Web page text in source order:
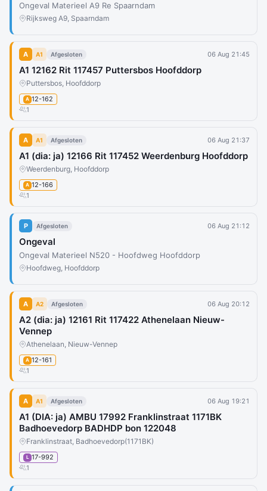
Ongeval Materieel A9 Re Spaarndam
Rijksweg A9, Spaarndam
A A1 Afgesloten 06 Aug 21:45
A1 12162 Rit 117457 Puttersbos Hoofddorp
Puttersbos, Hoofddorp
A 12-162
1
A A1 Afgesloten 06 Aug 21:37
A1 (dia: ja) 12166 Rit 117452 Weerdenburg Hoofddorp
Weerdenburg, Hoofddorp
A 12-166
1
P Afgesloten 06 Aug 21:12
Ongeval
Ongeval Materieel N520 - Hoofdweg Hoofddorp
Hoofdweg, Hoofddorp
A A2 Afgesloten 06 Aug 20:12
A2 (dia: ja) 12161 Rit 117422 Athenelaan Nieuw-
Vennep
Athenelaan, Nieuw-Vennep
A 12-161
1
A A1 Afgesloten 06 Aug 19:21
A1 (DIA: ja) AMBU 17992 Franklinstraat 1171BK
Badhoevedorp BADHDP bon 122048
Franklinstraat, Badhoevedorp(1171BK)
L 17-992
1